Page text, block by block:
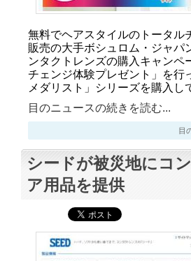
無料でヘアスタイルのトータル
販売の大手ボシュロム・ジャパ
ンタクトレンズの購入キャンペ
チェンジ体験プレゼント」を
メダリスト」シリーズを購入
目のニュースの続きを読む...
目
シードが被災地にコ
ア用品を提供